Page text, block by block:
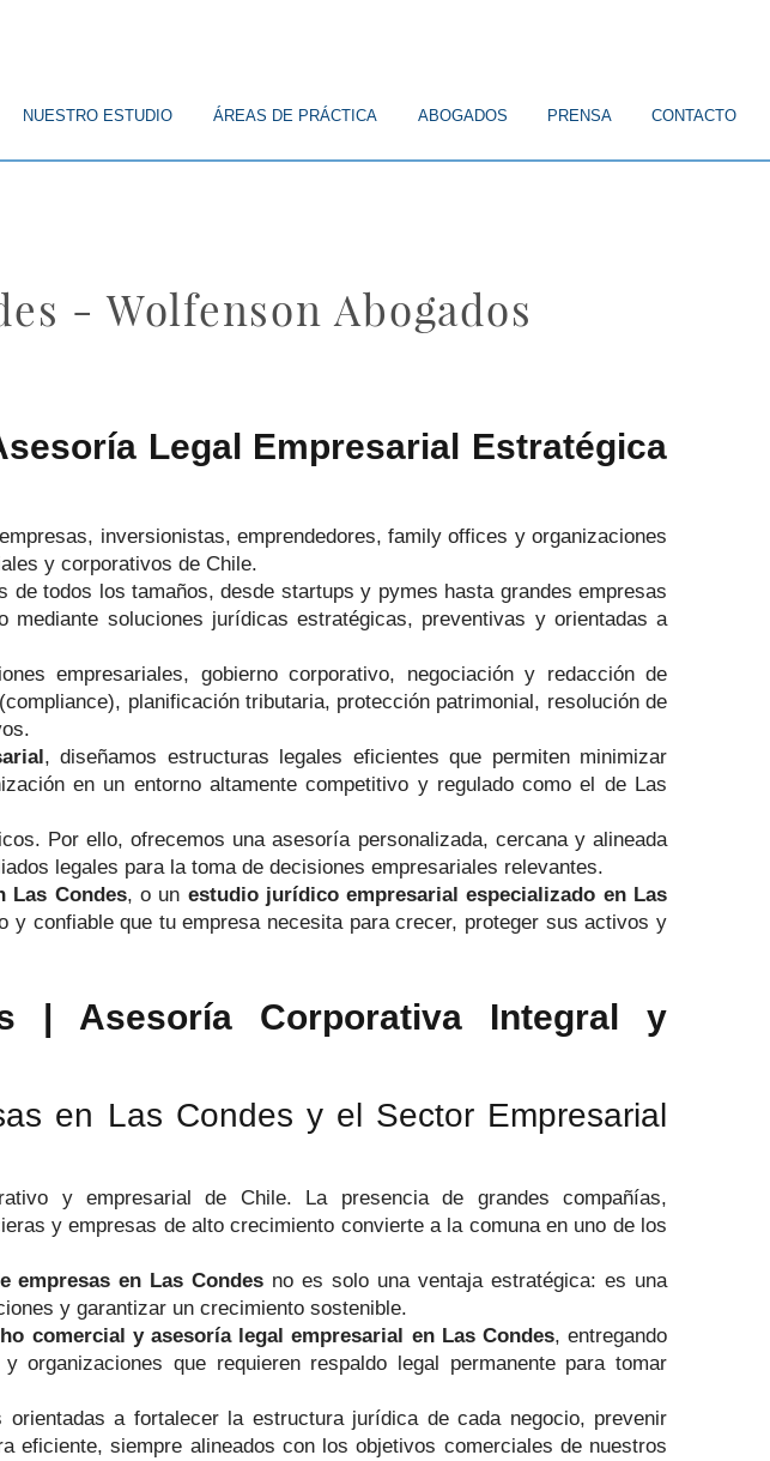
NUESTRO ESTUDIO ÁREAS DE PRÁCTICA ABOGADOS PRENSA CONTACTO
- Wolfenson Abogados
Legal Empresarial Estratégica
inversionistas, emprendedores, family offices y organizaciones
y corporativos de Chile.
de todos los tamaños, desde startups y pymes hasta grandes empresas
mediante soluciones jurídicas estratégicas, preventivas y orientadas a
empresariales, gobierno corporativo, negociación y redacción de
planificación tributaria, protección patrimonial, resolución de
, diseñamos estructuras legales eficientes que permiten minimizar
en un entorno altamente competitivo y regulado como el de Las
Por ello, ofrecemos una asesoría personalizada, cercana y alineada
legales para la toma de decisiones empresariales relevantes.
Las Condes, o un estudio jurídico empresarial especializado en Las
y confiable que tu empresa necesita para crecer, proteger sus activos y
| Asesoría Corporativa Integral y
en Las Condes y el Sector Empresarial
y empresarial de Chile. La presencia de grandes compañías,
y empresas de alto crecimiento convierte a la comuna en uno de los
empresas en Las Condes no es solo una ventaja estratégica: es una
y garantizar un crecimiento sostenible.
comercial y asesoría legal empresarial en Las Condes, entregando
que requieren respaldo legal permanente para tomar
orientadas a fortalecer la estructura jurídica de cada negocio, prevenir
eficiente, siempre alineados con los objetivos comerciales de nuestros